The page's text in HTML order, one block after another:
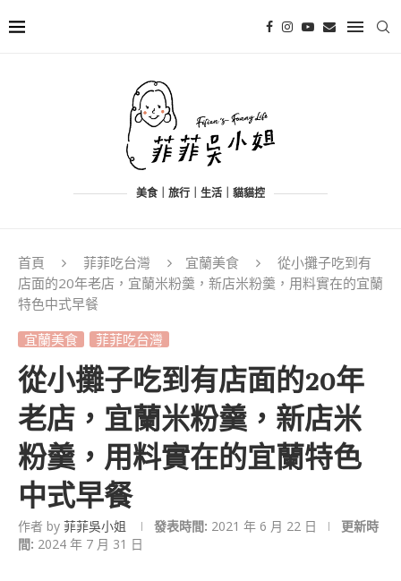
美食｜旅行｜生活｜貓貓控
首頁 菲菲吃台灣 宜蘭美食
從小攤子吃到有
店面的20年老店，宜蘭米粉羹，新店米粉羹，用料實在的宜蘭
特色中式早餐
宜蘭美食
菲菲吃台灣
從小攤子吃到有店面的20年
老店，宜蘭米粉羹，新店米
粉羹，用料實在的宜蘭特色
中式早餐
作者 by 菲菲吳小姐 發表時間: 2021 年 6 月 22 日
更新時
間: 2024 年 7 月 31 日